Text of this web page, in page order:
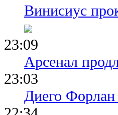
Винисиус
23:09
Арсенал
23:03
Диего Форлан